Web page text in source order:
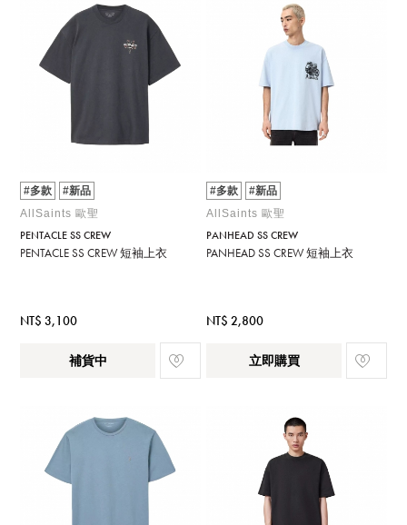
#多款
#新品
AllSaints 歐聖
PENTACLE SS CREW
PENTACLE SS CREW 短袖上衣
NT$ 3,100
補貨中
#多款
#新品
AllSaints 歐聖
PANHEAD SS CREW
PANHEAD SS CREW 短袖上衣
NT$ 2,800
立即購買